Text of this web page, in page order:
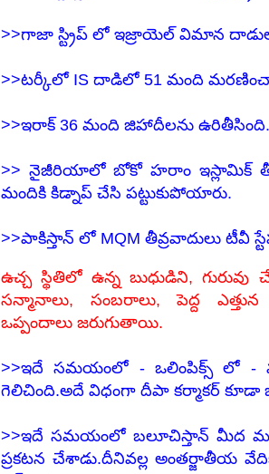
>>గాజా స్ట్రిప్ లో ఇజ్రాయెల్ విమాన
>>టర్కీలో IS దాడిలో 51 మంది
>>ఇరాక్ 36 మంది జిహాదీలను ఉరితీసింది.
>> నైజీరియాలో బోకో హరాం ఇస్లామిక్
మందికి కిడ్నాప్ చేసి పట్టుకుపోయారు.
>>పాకిస్తాన్ లో MQM తీవ్రవాదులు టీవీ
ఉచ్చ స్థితిలో ఉన్న బుధుడిని,
సన్మానాలు, సంబరాలు, పెద్ద
ఒప్పందాలు జరుగుతాయి.
>>ఇదే సమయంలో - ఒలింపిక్స్ లో -
గెలిచింది.అదే విధంగా దీపా కర్మాకర్ కూడా
>>ఇదే సమయంలో బలూచిస్తాన్ మీద
ప్రకటన చేశాడు.దీనివల్ల అంతర్జాతీయ